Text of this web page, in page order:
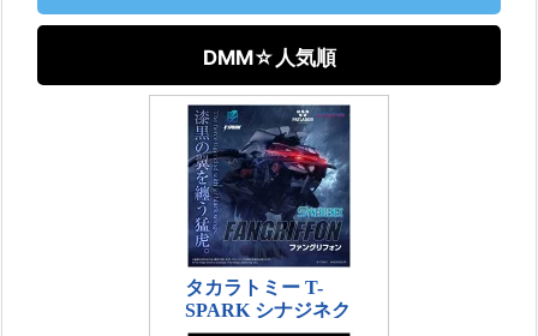
DMM☆人気順